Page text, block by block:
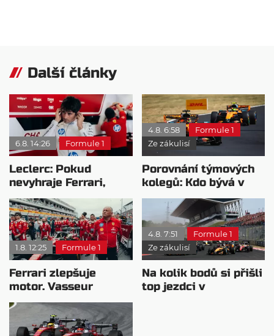
Další články
6.8. 14:26 Formule 1
Leclerc: Pokud
nevyhraje Ferrari,
přeji titul
Antonellimu
4.8. 6:58
Formule 1
Ze zákulisí
Porovnání týmových
kolegů: Kdo bývá v
sobotu nejrychlejší?
1.8. 12:25 Formule 1
Ferrari zlepšuje
motor. Vasseur
chystá útok na
Mercedes
4.8. 7:51
Formule 1
Ze zákulisí
Na kolik bodů si přišli
top jezdci v